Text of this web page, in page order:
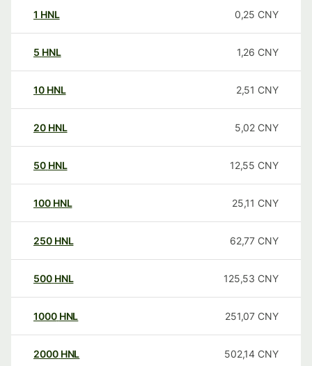
1 HNL 0,25 CNY
5 HNL 1,26 CNY
10 HNL 2,51 CNY
20 HNL 5,02 CNY
50 HNL 12,55 CNY
100 HNL 25,11 CNY
250 HNL 62,77 CNY
500 HNL 125,53 CNY
1000 HNL 251,07 CNY
2000 HNL 502,14 CNY